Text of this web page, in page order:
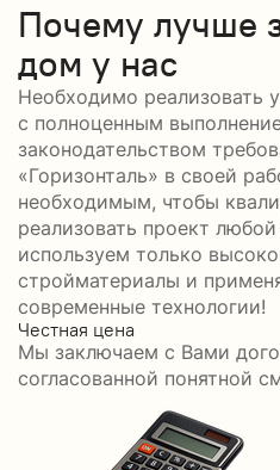
Почему лучше
дом у нас
Необходимо реализовать
с полноценным
законодательством
«Горизонталь» в своей
необходимым, чтобы
реализовать проект
используем только
стройматериалы и
современные технологии!
Честная цена
Мы заключаем с Вами
согласованной понятной